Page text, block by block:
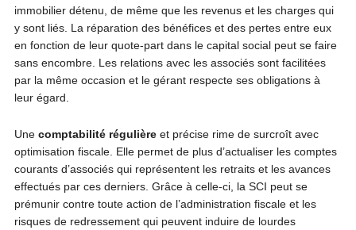
immobilier détenu, de même que les revenus et les charges qui
y sont liés. La réparation des bénéfices et des pertes entre eux
en fonction de leur quote-part dans le capital social peut se faire
sans encombre. Les relations avec les associés sont facilitées
par la même occasion et le gérant respecte ses obligations à
leur égard.
Une comptabilité régulièreet précise rime de surcroît avec
optimisation fiscale. Elle permet de plus d’actualiser les comptes
courants d’associés qui représentent les retraits et les avances
effectués par ces derniers. Grâce à celle-ci, la SCI peut se
prémunir contre toute action de l’administration fiscale et les
risques de redressement qui peuvent induire de lourdes